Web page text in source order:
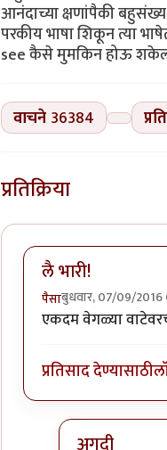
वाचने 36384
प्रतिक्रिया
लै भारी!
पैसाबुधवार, 07/09/
एकदम वेगळ्या
प्रतिसाद देण्यासाठी